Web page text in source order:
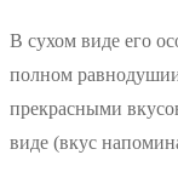
В сухом виде его
полном равнодушии
прекрасными
виде (вкус